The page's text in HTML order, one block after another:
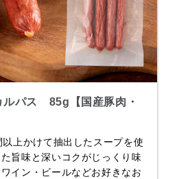
ルパス 85g【国産豚肉・
上かけて抽出したスープを使
旨味と深いコクがじっくり味
イン・ビールなどお好きなお